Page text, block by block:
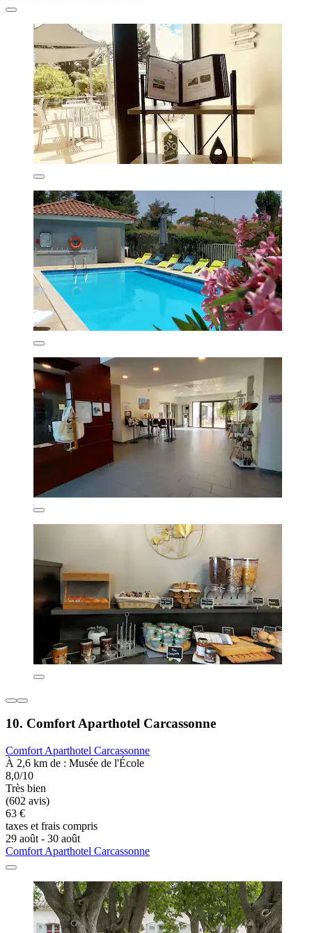
10. Comfort Aparthotel Carcassonne
Comfort Aparthotel Carcassonne
À 2,6 km de : Musée de l'École
8,0/10
Très bien
(602 avis)
63 €
taxes et frais compris
29 août - 30 août
Comfort Aparthotel Carcassonne